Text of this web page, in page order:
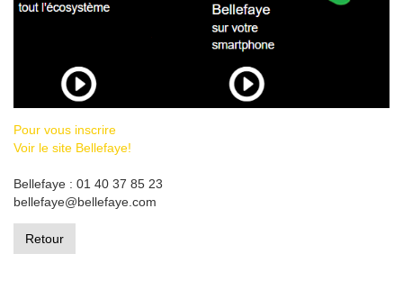
Pour vous inscrire
Voir le site Bellefaye!
Bellefaye : 01 40 37 85 23
bellefaye@bellefaye.com
Retour